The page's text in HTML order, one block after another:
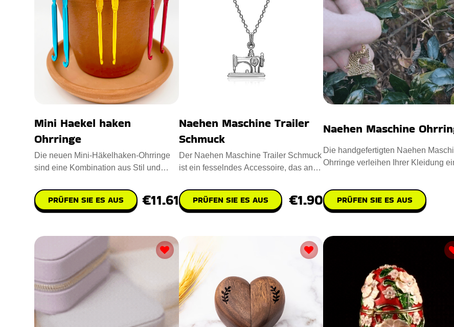
Mini Haekel haken
Ohrringe
Die neuen Mini-Häkelhaken-Ohrringe
sind eine Kombination aus Stil und
PRÜFEN SIE ES AUS €11.61
Naehen Maschine Trailer
Schmuck
Der Naehen Maschine Trailer Schmuck
ist ein fesselndes Accessoire, das an
PRÜFEN SIE ES AUS €1.90
Naehen Maschine
Die handgefertigten Naehen
Ohrringe verleihen Ihrer Kleidung
PRÜFEN SIE ES AUS